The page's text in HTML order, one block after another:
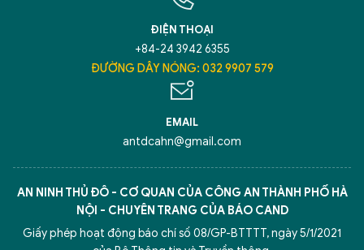
ĐIỆN THOẠI
+84-24 3942 6355
ĐƯỜNG DÂY NÓNG: 032 9907 579
EMAIL
antdcahn@gmail.com
AN NINH THỦ ĐÔ - CƠ QUAN CỦA CÔNG AN THÀNH PHỐ HÀ
NỘI - CHUYÊN TRANG CỦA BÁO CAND
Giấy phép hoạt động báo chí số 08/GP-BTTTT, ngày 5/1/2021